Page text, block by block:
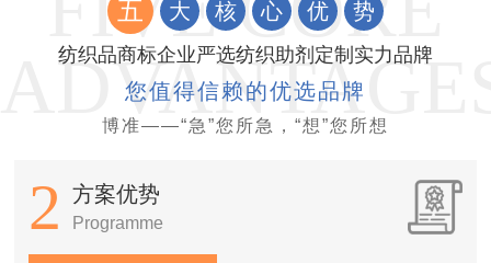
五 大 核 心 优 势
纺织品商标企业严选纺织助剂定制实力品牌
您值得信赖的优选品牌
博准——“急”您所急，“想”您所想
2 方案优势
Programme